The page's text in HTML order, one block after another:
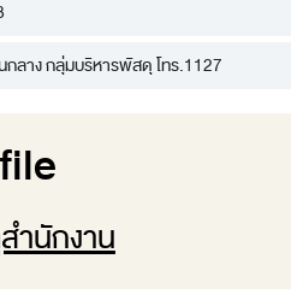
น
.1-15)
ะดับสูง (CIO)
นราชการ
กลาง กลุ่มบริหารพัสดุ โทร.1127
ำนักงาน